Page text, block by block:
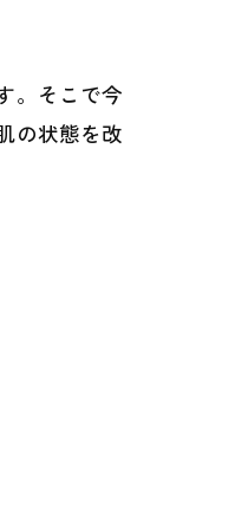
。そこで今
の状態を改